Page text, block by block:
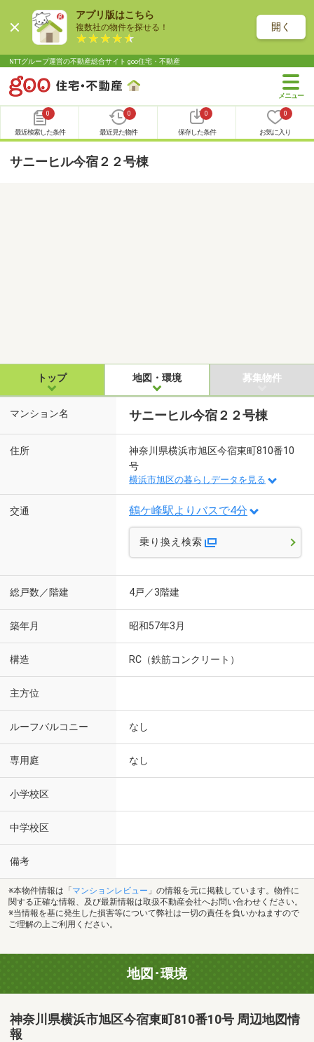
アプリ版はこちら
複数社の物件を探せる！ 開く
NTTグループ運営の不動産総合サイト goo住宅・不動産
0
最近検索した条件
0
最近見た物件
0
保存した条件
0
お気に入り
サニーヒル今宿２２号棟
トップ 地図・環境 募集物件
マンション名 サニーヒル今宿２２号棟
住所
神奈川県横浜市旭区今宿東町810番10
号
横浜市旭区の暮らしデータを見る
交通 鶴ケ峰駅よりバスで4分
乗り換え検索
総戸数／階建 4戸／3階建
築年月 昭和57年3月
構造 RC（鉄筋コンクリート）
主方位
ルーフバルコニー なし
専用庭 なし
小学校区
中学校区
備考
※本物件情報は「 マンションレビュー 」の情報を元に掲載しています。物件に
関する正確な情報、及び最新情報は取扱不動産会社へお問い合わせください。
※当情報を基に発生した損害等について弊社は一切の責任を負いかねますので
ご理解の上ご利用ください。
地図･環境
神奈川県横浜市旭区今宿東町810番10号 周辺地図情
報